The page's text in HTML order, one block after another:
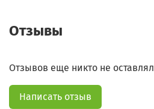
Отзывы
Отзывов еще никто не оставлял
Написать отзыв